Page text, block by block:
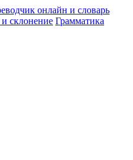
и склонение Грамматика